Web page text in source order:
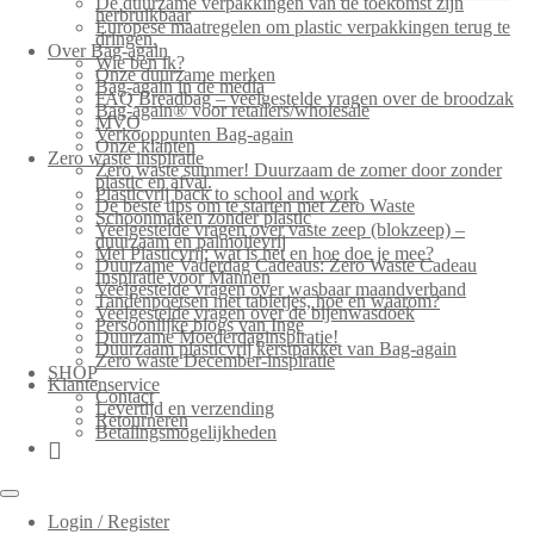
herbruikbaar
Europese maatregelen om plastic verpakkingen terug te
dringen.
Over Bag-again
Wie ben ik?
Onze duurzame merken
Bag-again in de media
FAQ Breadbag – veelgestelde vragen over de broodzak
Bag-again® voor retailers/wholesale
MVO
Verkooppunten Bag-again
Onze klanten
Zero waste inspiratie
Zero waste summer! Duurzaam de zomer door zonder
plastic en afval.
Plasticvrij back to school and work
De beste tips om te starten met Zero Waste
Schoonmaken zonder plastic
Veelgestelde vragen over vaste zeep (blokzeep) –
duurzaam en palmolievrij
Mei Plasticvrij: wat is het en hoe doe je mee?
Duurzame Vaderdag Cadeaus: Zero Waste Cadeau
Inspiratie voor Mannen
Veelgestelde vragen over wasbaar maandverband
Tandenpoetsen met tabletjes, hoe en waarom?
Veelgestelde vragen over de bijenwasdoek
Persoonlijke blogs van Inge
Duurzame Moederdaginspiratie!
Duurzaam plasticvrij kerstpakket van Bag-again
Zero waste December-inspiratie
SHOP
Klantenservice
Contact
Levertijd en verzending
Retourneren
Betalingsmogelijkheden
Login / Register